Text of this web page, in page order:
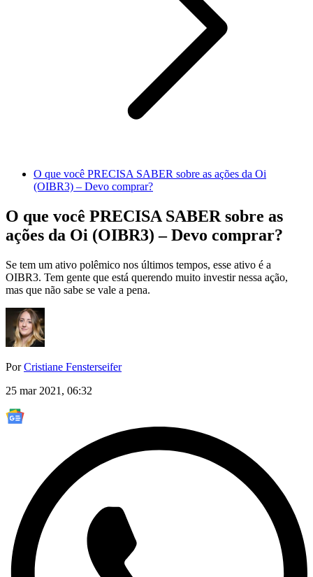
O que você PRECISA SABER sobre as ações da Oi
(OIBR3) – Devo comprar?
O que você PRECISA SABER sobre as
ações da Oi (OIBR3) – Devo comprar?
Se tem um ativo polêmico nos últimos tempos, esse ativo é a
OIBR3. Tem gente que está querendo muito investir nessa ação,
mas que não sabe se vale a pena.
PorCristiane Fensterseifer
25 mar 2021, 06:32